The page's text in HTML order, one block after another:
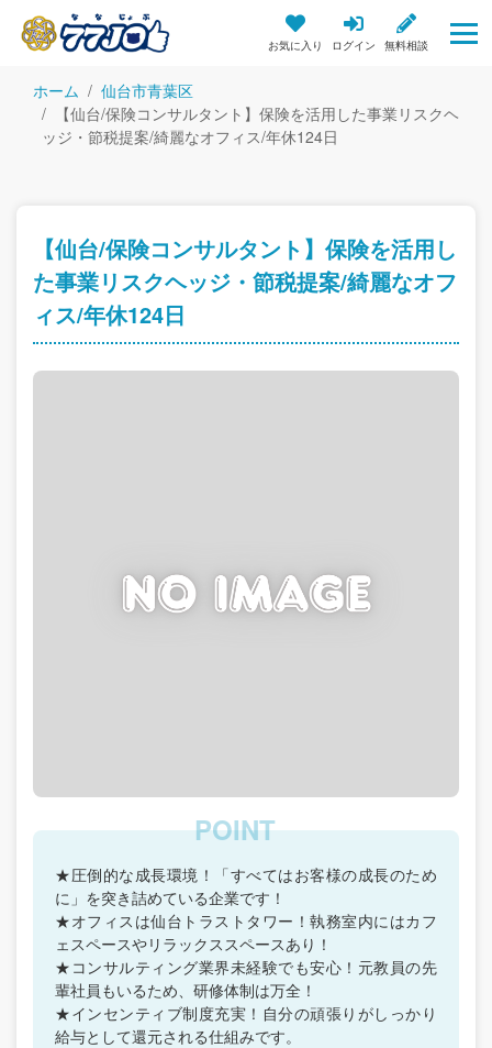
お気に入り ログイン 無料相談
ホーム
仙台市青葉区
【仙台/保険コンサルタント】保険を活用した事業リスクヘ
ッジ・節税提案/綺麗なオフィス/年休124日
【仙台/保険コンサルタント】保険を活用し
た事業リスクヘッジ・節税提案/綺麗なオフ
ィス/年休124日
★圧倒的な成長環境！「すべてはお客様の成長のため
に」を突き詰めている企業です！
★オフィスは仙台トラストタワー！執務室内にはカフ
ェスペースやリラックススペースあり！
★コンサルティング業界未経験でも安心！元教員の先
輩社員もいるため、研修体制は万全！
★インセンティブ制度充実！自分の頑張りがしっかり
給与として還元される仕組みです。